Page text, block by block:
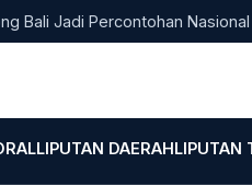
Percontohan Nasional
LIPUTAN DAERAHLIPUTAN